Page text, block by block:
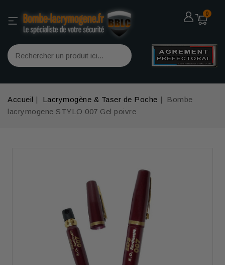
0
Accueil Lacrymogène & Taser de Poche
Bombe
lacrymogene STYLO 007 Gel poivre